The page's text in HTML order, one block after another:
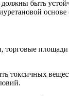
быть
токсичных